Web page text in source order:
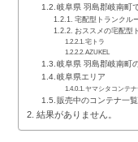
岐阜県 羽島郡岐南町
宅配型トランクル
おススメの宅配型
宅トラ
AZUKEL
岐阜県 羽島郡岐南町
岐阜県エリア
ヤマシタコンテ
販売中のコンテナ一覧
結果がありません。